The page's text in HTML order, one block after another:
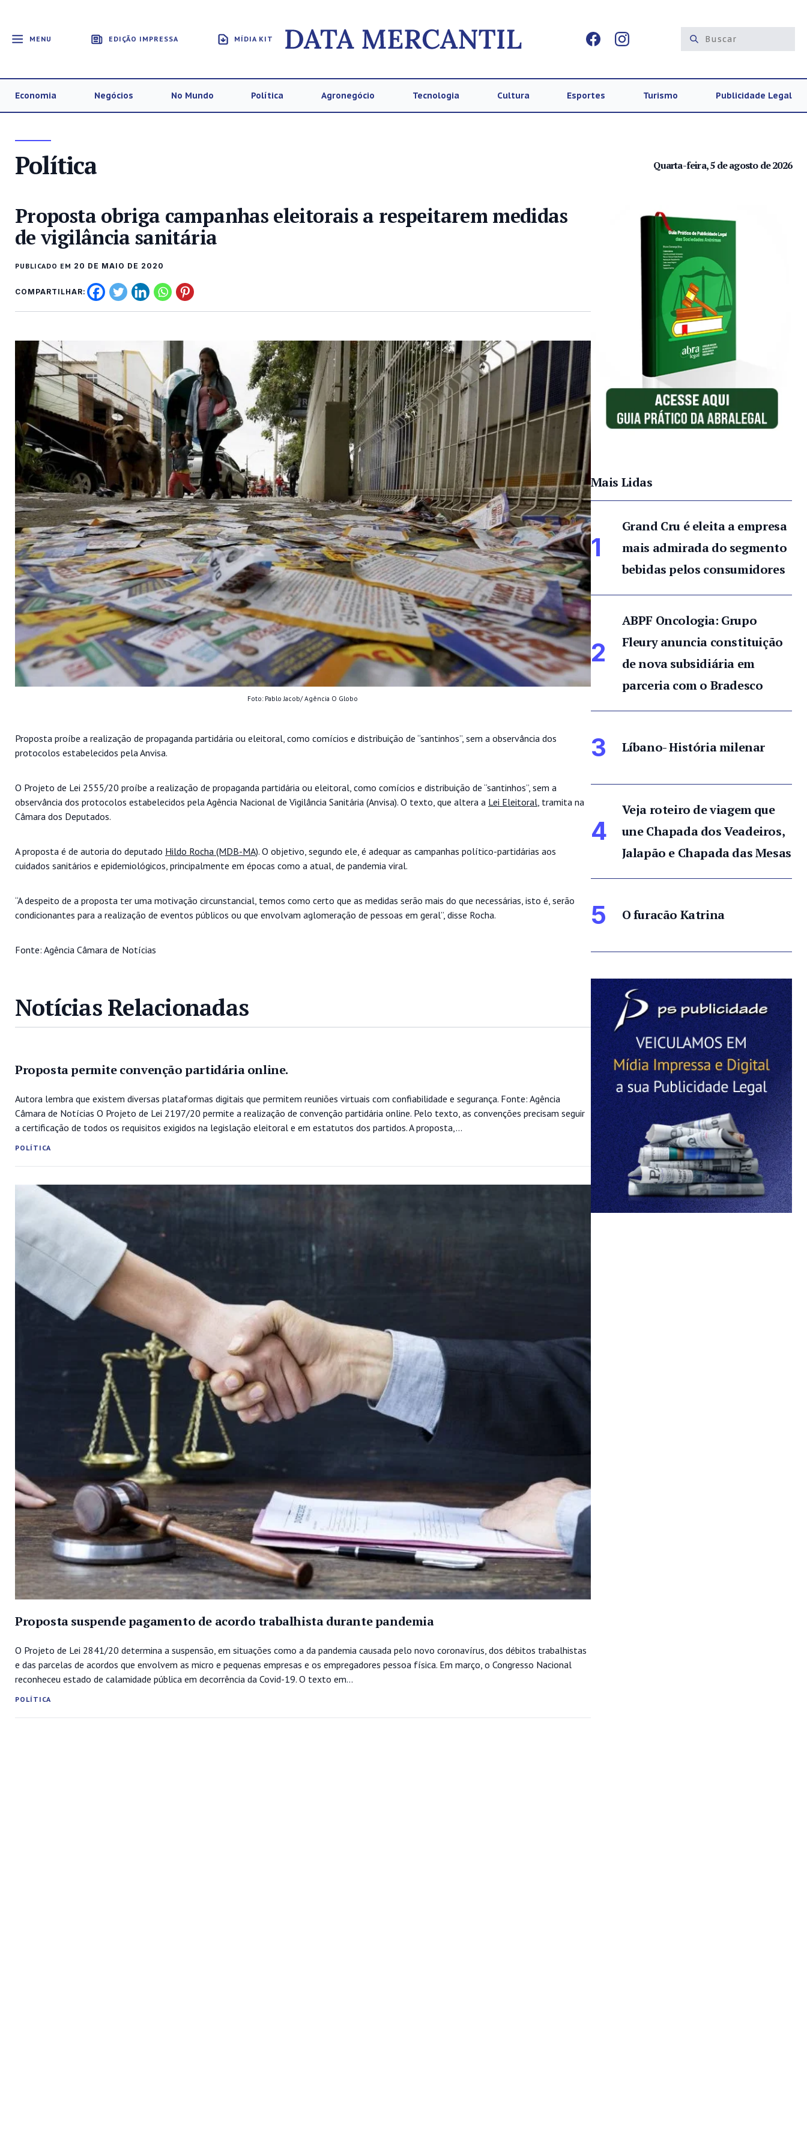
MENU EDIÇÃO IMPRESSA MÍDIA KIT
Economia Negócios No Mundo Política Agronegócio Tecnologia Cultura Esportes Turismo Publicidade Legal
Política Quarta-feira, 5 de agosto de 2026
Proposta obriga campanhas eleitorais a respeitarem medidas
de vigilância sanitária
PUBLICADO EM 20 DE MAIO DE 2020
COMPARTILHAR:
Foto: Pablo Jacob/ Agência O Globo
Proposta proíbe a realização de propaganda partidária ou eleitoral, como comícios e distribuição de “santinhos”, sem a observância dos
protocolos estabelecidos pela Anvisa.
O Projeto de Lei 2555/20 proíbe a realização de propaganda partidária ou eleitoral, como comícios e distribuição de “santinhos”, sem a
observância dos protocolos estabelecidos pela Agência Nacional de Vigilância Sanitária (Anvisa). O texto, que altera a Lei Eleitoral , tramita na
Câmara dos Deputados.
A proposta é de autoria do deputado Hildo Rocha (MDB-MA). O objetivo, segundo ele, é adequar as campanhas político-partidárias aos
cuidados sanitários e epidemiológicos, principalmente em épocas como a atual, de pandemia viral.
“A despeito de a proposta ter uma motivação circunstancial, temos como certo que as medidas serão mais do que necessárias, isto é, serão
condicionantes para a realização de eventos públicos ou que envolvam aglomeração de pessoas em geral”, disse Rocha.
Fonte: Agência Câmara de Notícias
Notícias Relacionadas
Proposta permite convenção partidária online.
Autora lembra que existem diversas plataformas digitais que permitem reuniões virtuais com confiabilidade e segurança. Fonte: Agência
Câmara de Notícias O Projeto de Lei 2197/20 permite a realização de convenção partidária online. Pelo texto, as convenções precisam seguir
a certificação de todos os requisitos exigidos na legislação eleitoral e em estatutos dos partidos. A proposta,...
POLÍTICA
Proposta suspende pagamento de acordo trabalhista durante pandemia
O Projeto de Lei 2841/20 determina a suspensão, em situações como a da pandemia causada pelo novo coronavírus, dos débitos trabalhistas
e das parcelas de acordos que envolvem as micro e pequenas empresas e os empregadores pessoa física. Em março, o Congresso Nacional
reconheceu estado de calamidade pública em decorrência da Covid-19. O texto em...
POLÍTICA
Mais Lidas
1
Grand Cru é eleita a empresa
mais admirada do segmento
bebidas pelos consumidores
2
ABPF Oncologia: Grupo
Fleury anuncia constituição
de nova subsidiária em
parceria com o Bradesco
3 Líbano- História milenar
4
Veja roteiro de viagem que
une Chapada dos Veadeiros,
Jalapão e Chapada das Mesas
5 O furacão Katrina